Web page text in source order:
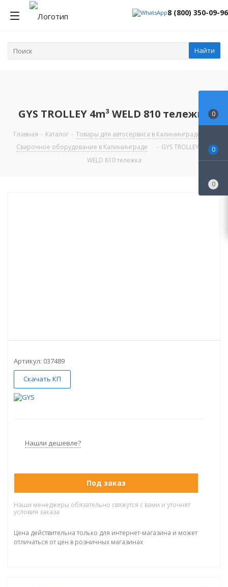
8 (800) 350-09-96
Найти
GYS TROLLEY 4m³ WELD 810 тележка
Главная - Каталог - Товары для автосервиса в Калининграде
Сварочное оборудование в Калининграде
- GYS TROLLEY 4m³
WELD 810 тележка
Артикул: 037489
Скачать КП
Нашли дешевле?
Под заказ
Наши менеджеры обязательно свяжутся с вами и уточнят
условия заказа
Цена действительна только для интернет-магазина и может
отличаться от цен в розничных магазинах
0
0
0